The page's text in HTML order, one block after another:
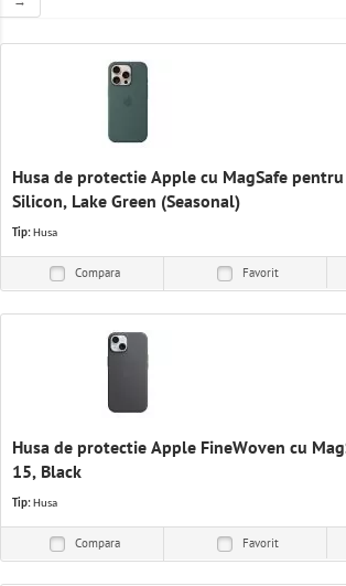
Solutii IT
Software & Servicii
Husa de protectie Apple cu MagSafe
Silicon, Lake Green (Seasonal)
Tip: Husa
Compara Favorit
Husa de protectie Apple FineWoven cu
15, Black
Tip: Husa
Compara Favorit